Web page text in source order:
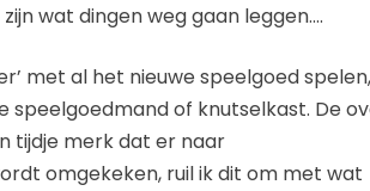
wat dingen weg gaan leggen….
met al het nieuwe speelgoed
speelgoedmand of knutselkast. De
tijdje merk dat er naar
omgekeken, ruil ik dit om met wat